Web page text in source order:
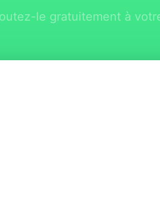
le gratuitement à